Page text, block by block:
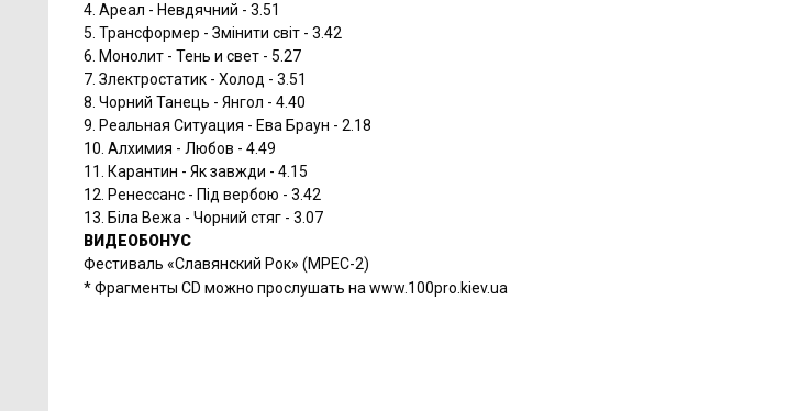
4. Ареал - Невдячний - 3.51
5. Трансформер - Змінити світ - 3.42
6. Монолит - Тень и свет - 5.27
7. Злектростатик - Холод - 3.51
8. Чорний Танець - Янгол - 4.40
9. Реальная Ситуация - Ева Браун - 2.18
10. Алхимия - Любов - 4.49
11. Карантин - Як завжди - 4.15
12. Ренессанс - Під вербою - 3.42
13. Біла Вежа - Чорний стяг - 3.07
ВИДЕОБОНУС
Фестиваль «Славянский Рок» (МРЕС-2)
* Фрагменты CD можно прослушать на www.100pro.kiev.ua